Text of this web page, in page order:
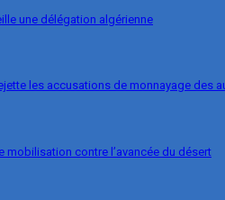
une délégation algérienne
les accusations de monnayage des
mobilisation contre l’avancée du désert